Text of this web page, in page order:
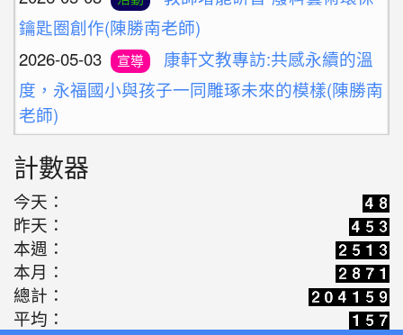
鑰匙圈創作(陳勝南老師)
宣導
康軒文教專訪:共感永續的溫
度，永福國小與孩子一同雕琢未來的模樣(陳勝南
老師)
2026-04-14 學習
老標示柱的第二春：讓廢料
升格變身雨天便利巧物
2026-03-16
歡迎光臨解憂百貨公司(施婷
婷老師)
2026-05-10
新北候用校長參訪團之廢料
藝術創作體驗(陳勝南老師)
2026-05-03
教師增能研習-廢料藝術環保
計數器
今天：
昨天：
本週：
本月：
總計：
平均：